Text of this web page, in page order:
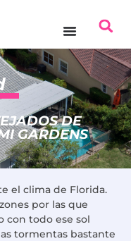
DE
GARDENS
el clima de Florida.
por las que
con todo ese sol
tormentas bastante